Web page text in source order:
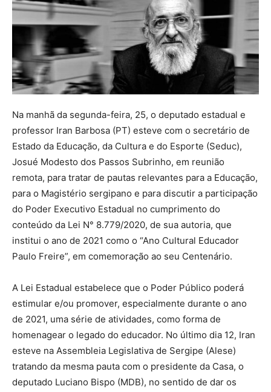
Na manhã da segunda-feira, 25, o deputado estadual e
professor Iran Barbosa (PT) esteve com o secretário de
Estado da Educação, da Cultura e do Esporte (Seduc),
Josué Modesto dos Passos Subrinho, em reunião
remota, para tratar de pautas relevantes para a Educação,
para o Magistério sergipano e para discutir a participação
do Poder Executivo Estadual no cumprimento do
conteúdo da Lei N° 8.779/2020, de sua autoria, que
institui o ano de 2021 como o “Ano Cultural Educador
Paulo Freire”, em comemoração ao seu Centenário.
A Lei Estadual estabelece que o Poder Público poderá
estimular e/ou promover, especialmente durante o ano
de 2021, uma série de atividades, como forma de
homenagear o legado do educador. No último dia 12, Iran
esteve na Assembleia Legislativa de Sergipe (Alese)
tratando da mesma pauta com o presidente da Casa, o
deputado Luciano Bispo (MDB), no sentido de dar os